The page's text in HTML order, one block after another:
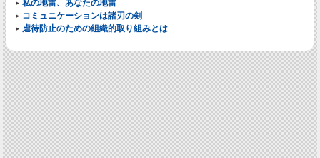
私の地雷、あなたの地雷
コミュニケーションは諸刃の剣
虐待防止のための組織的取り組みとは